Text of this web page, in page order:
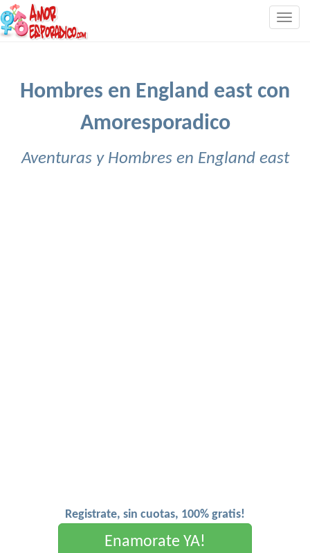
Hombres en England east con
Amoresporadico
Aventuras y Hombres en England east
Registrate, sin cuotas, 100% gratis!
Enamorate YA!